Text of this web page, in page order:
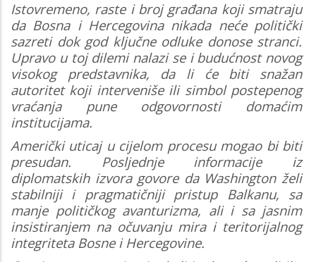
Istovremeno, raste i broj građana koji smatraju
da Bosna i Hercegovina nikada neće politički
sazreti dok god ključne odluke donose stranci.
Upravo u toj dilemi nalazi se i budućnost novog
visokog predstavnika, da li će biti snažan
autoritet koji interveniše ili simbol postepenog
vraćanja pune odgovornosti domaćim
institucijama.
Američki uticaj u cijelom procesu mogao bi biti
presudan. Posljednje informacije iz
diplomatskih izvora govore da Washington želi
stabilniji i pragmatičniji pristup Balkanu, sa
manje političkog avanturizma, ali i sa jasnim
insistiranjem na očuvanju mira i teritorijalnog
integriteta Bosne i Hercegovine.